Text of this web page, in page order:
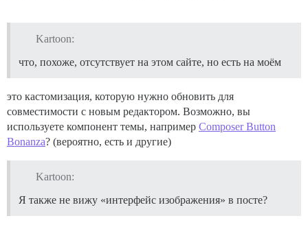
Kartoon:
что, похоже, отсутствует на этом сайте, но есть на моём
это кастомизация, которую нужно обновить для
совместимости с новым редактором. Возможно, вы
используете компонент темы, например Composer Button
Bonanza? (вероятно, есть и другие)
Kartoon:
Я также не вижу «интерфейс изображения» в посте?